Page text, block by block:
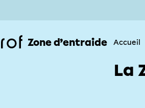
Zone d’entraide Accueil
La